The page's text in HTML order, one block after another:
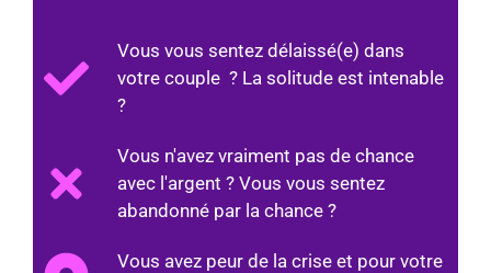
Vous vous sentez délaissé(e) dans
votre couple ? La solitude est intenable
?
Vous n'avez vraiment pas de chance
avec l'argent ? Vous vous sentez
abandonné par la chance ?
Vous avez peur de la crise et pour votre